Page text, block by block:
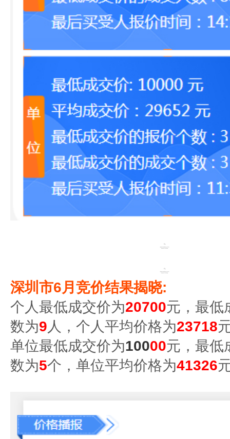
深圳市6月竞价结果揭晓:
个人最低成交价为20700元，最低
数为9人，个人平均价格为23718
单位最低成交价为10000元，最低
数为5个，单位平均价格为41326